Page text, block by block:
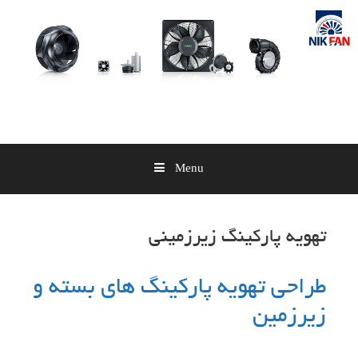
Skip
content
Menu
تهویه پارکینگ زیرزمینی
طراحی تهویه پارکینگ های بسته و
زیرزمین